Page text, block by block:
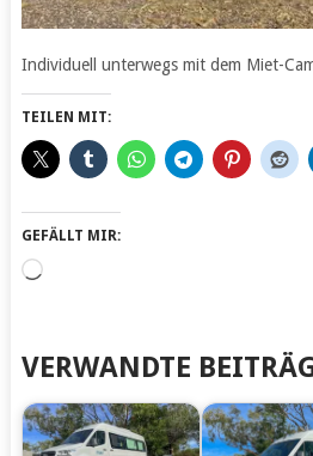
Individuell unterwegs mit dem Miet-
TEILEN MIT:
GEFÄLLT MIR:
Wird
VERWANDTE